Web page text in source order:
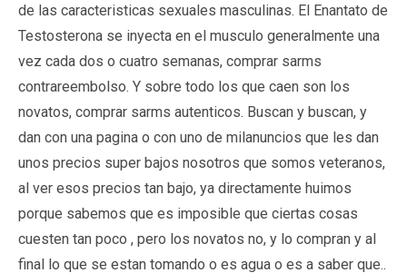
de las caracteristicas sexuales masculinas. El Enantato de
Testosterona se inyecta en el musculo generalmente una
vez cada dos o cuatro semanas, comprar sarms
contrareembolso. Y sobre todo los que caen son los
novatos, comprar sarms autenticos. Buscan y buscan, y
dan con una pagina o con uno de milanuncios que les dan
unos precios super bajos nosotros que somos veteranos,
al ver esos precios tan bajo, ya directamente huimos
porque sabemos que es imposible que ciertas cosas
cuesten tan poco , pero los novatos no, y lo compran y al
final lo que se estan tomando o es agua o es a saber que..